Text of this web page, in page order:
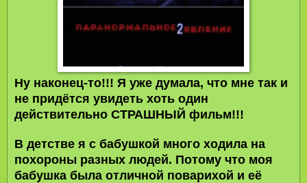
Ну наконец-то!!! Я уже думала, что мне так и
не придётся увидеть хоть один
действительно СТРАШНЫЙ фильм!!!
В детстве я с бабушкой много ходила на
похороны разных людей. Потому что моя
бабушка была отличной поварихой и её